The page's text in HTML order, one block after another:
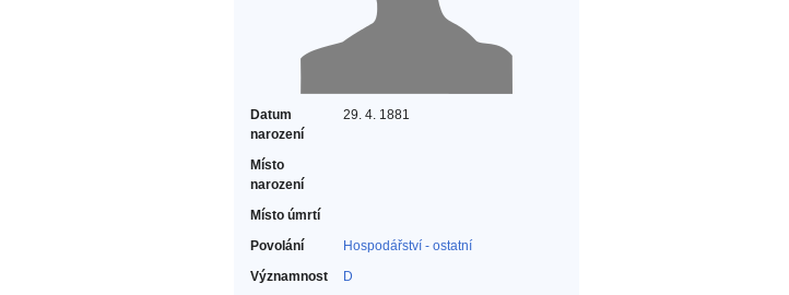
Datum
narození
29. 4. 1881
Místo
narození
Místo úmrtí
Povolání
Hospodářství - ostatní‎
Významnost
D